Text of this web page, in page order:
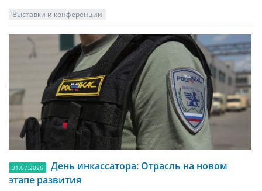
Выставки и конференции
31.07.2026
День инкассатора: Отрасль на новом
этапе развития